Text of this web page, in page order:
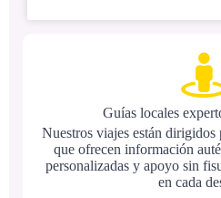
Guías locales
Nuestros viajes están dirigidos
que ofrecen información
personalizadas y apoyo sin
en cada